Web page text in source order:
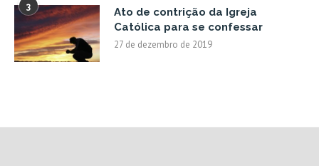
3
Ato de contrição da Igreja
Católica para se confessar
27 de dezembro de 2019